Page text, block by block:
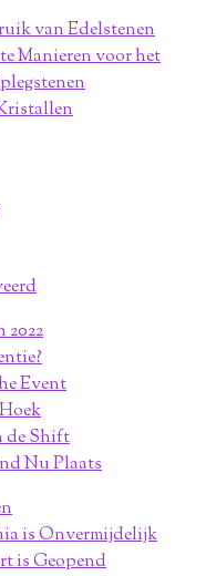
van Edelstenen
Manieren voor het
2022
Event
de Shift
Nu Plaats
is Onvermijdelijk
is Geopend